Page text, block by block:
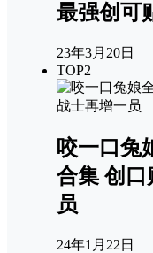
最强创可
23年3月20日
TOP2
咬一口兔
合集 创
员
24年1月22日